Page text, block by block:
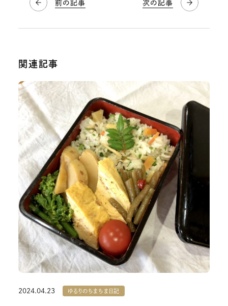
前の記事 次の記事
関連記事
2024.04.23 ゆるりのちまちま日記